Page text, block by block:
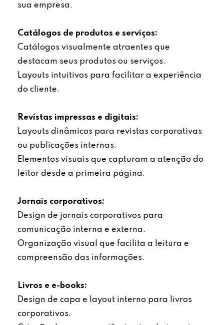
sua empresa.
Catálogos de produtos e serviços:
Catálogos visualmente atraentes que
destacam seus produtos ou serviços.
Layouts intuitivos para facilitar a experiência
do cliente.
Revistas impressas e digitais:
Layouts dinâmicos para revistas corporativas
ou publicações internas.
Elementos visuais que capturam a atenção do
leitor desde a primeira página.
Jornais corporativos:
Design de jornais corporativos para
comunicação interna e externa.
Organização visual que facilita a leitura e
compreensão das informações.
Livros e e-books:
Design de capa e layout interno para livros
corporativos.